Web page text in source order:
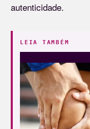
autenticidade.
LEIA TAMBÉM